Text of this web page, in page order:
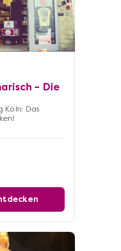
– Die
Köln: Das